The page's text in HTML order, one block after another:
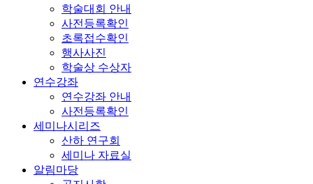
학술대회 안내
사전등록확인
초록접수확인
행사사진
학술상 수상자
연수강좌
연수강좌 안내
사전등록확인
세미나시리즈
산하 연구회
세미나 자료실
알림마당